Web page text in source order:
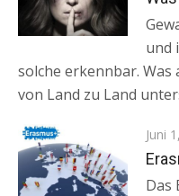
und
solche erkennbar. Was
von Land zu Land
on
Juni
Das